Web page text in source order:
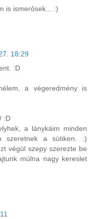
is ismerősek... :)
18:29
:D
a végeredmény is
:D
a lánykáim minden
szeretnek a sütiken. :)
végül szepy szerezte be
múlna nagy kereslet